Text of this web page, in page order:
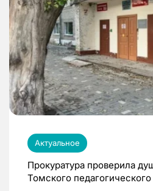
Актуальное
Прокуратура проверила
Томского